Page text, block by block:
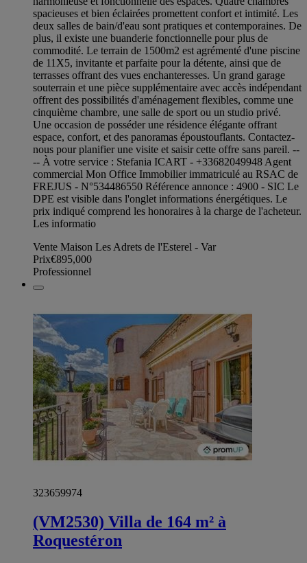
spacieuses et bien éclairées promettent confort et intimité. Les
deux salles de bain/d'eau sont pratiques et contemporaines. De
plus, il existe une buanderie fonctionnelle pour plus de
commodité. Le terrain de 1500m2 est agrémenté d'une piscine
de 11X5, invitante et parfaite pour la détente, ainsi que de
terrasses offrant des vues enchanteresses. Un grand garage
souterrain et une pièce supplémentaire avec accès indépendant
offrent des possibilités d'aménagement flexibles, comme une
cinquième chambre, une salle de sport ou un studio privé.
Une occasion de posséder une résidence élégante offrant
espace, confort, et des panoramas époustouflants. Contactez-
nous pour planifier une visite et saisir cette offre sans pareil. --
-- À votre service : Stefania ICART - +33682049948 Agent
commercial Mon Office Immobilier immatriculé au RSAC de
FREJUS - N°534486550 Référence annonce : 4900 - SIC Le
DPE est visible dans l'onglet informations énergétiques. Le
prix indiqué comprend les honoraires à la charge de l'acheteur.
Les informatio
Vente Maison Les Adrets de l'Esterel - Var
Prix€895,000
Professionnel
323659974
(VM2530) Villa de 164 m² à
Roquestéron